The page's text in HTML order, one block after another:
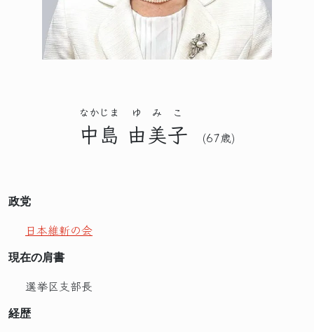
中島
なかじま
由美子
ゆみこ
(67歳)
政党
日本維新の会
現在の肩書
選挙区支部長
経歴